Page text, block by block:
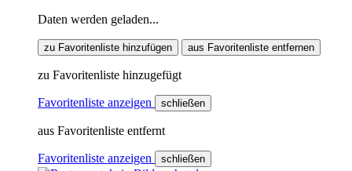
Daten werden geladen...
zu Favoritenliste hinzufügen aus Favoritenliste entfernen
zu Favoritenliste hinzugefügt
Favoritenliste anzeigen schließen
aus Favoritenliste entfernt
Favoritenliste anzeigen schließen